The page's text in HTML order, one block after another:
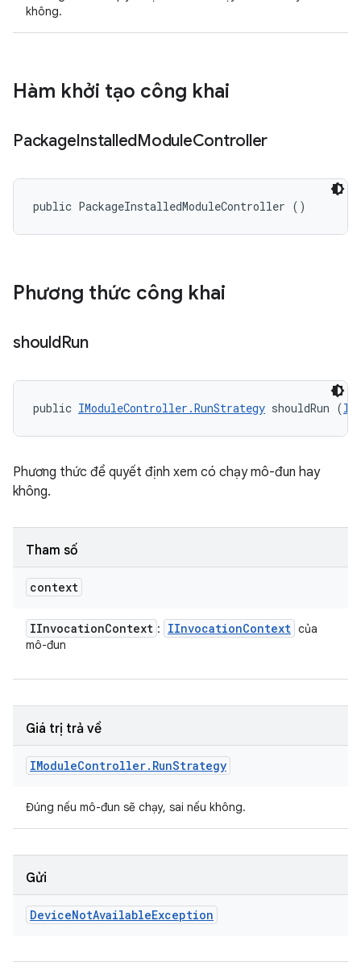
không.
Hàm khởi tạo công khai
PackageInstalledModuleController
public PackageInstalledModuleController ()
Phương thức công khai
shouldRun
public IModuleController.RunStrategy shouldRun (
Phương thức để quyết định xem có chạy mô-đun hay
không.
Tham số
context
IInvocationContext : IInvocationContext của
mô-đun
Giá trị trả về
IModuleController. RunStrategy
Đúng nếu mô-đun sẽ chạy, sai nếu không.
Gửi
DeviceNotAvailableException